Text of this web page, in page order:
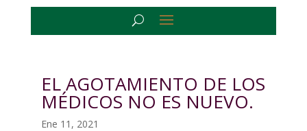
EL AGOTAMIENTO DE LOS
MÉDICOS NO ES NUEVO.
Ene 11, 2021